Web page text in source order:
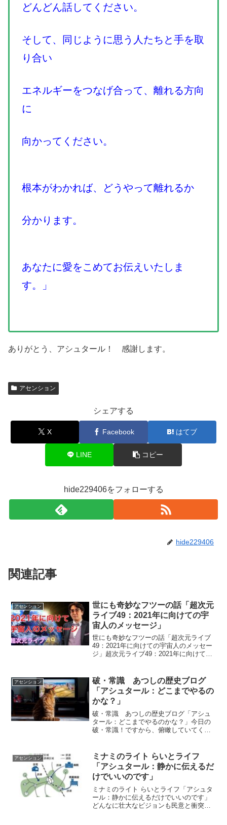
どんどん話してください。
そして、同じように思う人たちと手を取
り合い
エネルギーをつなげ合って、離れる方向
に
向かってください。
根本がわかれば、どうやって離れるか
分かります。
あなたに愛をこめてお伝えいたしま
す。」
ありがとう、アシュタール！ 感謝します。
アセンション
シェアする
X Facebook はてブ
LINE コピー
hide229406をフォローする
hide229406
関連記事
アセンション
世にも奇妙なフツーの話「超次元
ライブ49：2021年に向けての宇
宙人のメッセージ」
世にも奇妙なフツーの話「超次元ライブ
49：2021年に向けての宇宙人のメッセー
ジ」超次元ライブ49：2021年に向けての
なってしまう！でも、じゃあ、どうした
らいいの？エ...
アセンション
破・常識 あつしの歴史ブログ
「アシュタール：どこまでやるの
かな？」
破・常識 あつしの歴史ブログ「アシュ
タール：どこまでやるのかな？」今日の
破・常識！ですから、俯瞰していてくだ
ュタールアシュタールからのメッセージ
今日のアシュタールからの...
アセンション
ミナミのライト らいとライフ
「アシュタール：静かに伝えるだ
けでいいのです」
ミナミのライト らいとライフ「アシュタ
ール：静かに伝えるだけでいいのです」
どんなに壮大なビジョンも民意と衝突す